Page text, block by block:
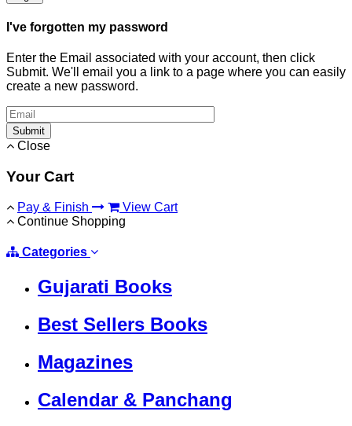
I've forgotten my password
Enter the Email associated with your account, then click
Submit. We'll email you a link to a page where you can easily
create a new password.
Submit
Close
Your Cart
Pay & Finish
View Cart
Continue Shopping
Categories
Gujarati Books
Best Sellers Books
Magazines
Calendar & Panchang